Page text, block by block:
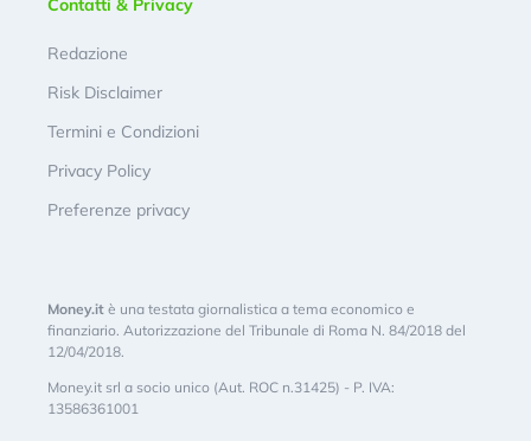
Contatti & Privacy
Redazione
Risk Disclaimer
Termini e Condizioni
Privacy Policy
Preferenze privacy
Money.it è una testata giornalistica a tema economico e
finanziario. Autorizzazione del Tribunale di Roma N. 84/2018 del
12/04/2018.
Money.it srl a socio unico (Aut. ROC n.31425) - P. IVA:
13586361001